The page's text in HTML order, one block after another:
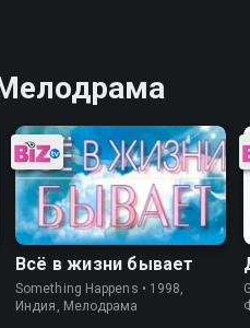
Всё в жизни бывает
Something Happens • 1998,
Индия, Мелодрама